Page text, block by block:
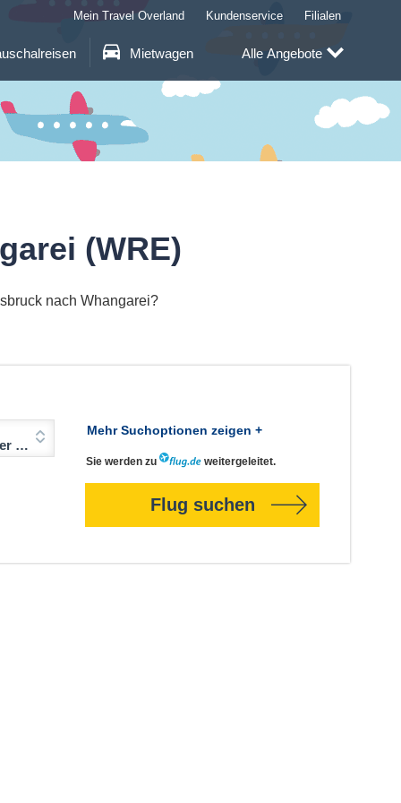
Mietwagen
Mein Travel Overland Kundenservice Filialen
Alle Angebote
(WRE)
nach Whangarei?
Mehr Suchoptionen zeigen +
Sie werden zu weitergeleitet.
Flug suchen